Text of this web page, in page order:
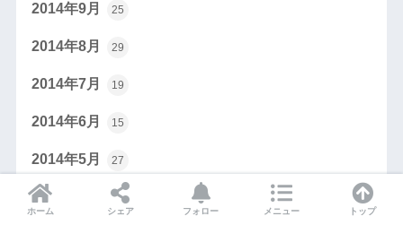
2014年9月 25
2014年8月 29
2014年7月 19
2014年6月 15
2014年5月 27
2014年4月 18
ホーム シェア フォロー メニュー トップ